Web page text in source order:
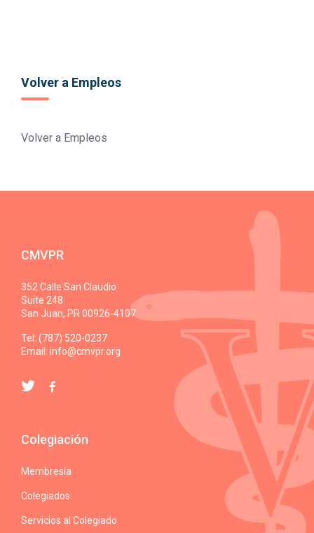
Volver a Empleos
Volver a Empleos
CMVPR
352 Calle San Claudio
Suite 248
San Juan, PR 00926-4107
Tel: (787) 520-0237
Email: info@cmvpr.org
Colegiación
Membresía
Colegiados
Servicios al Colegiado